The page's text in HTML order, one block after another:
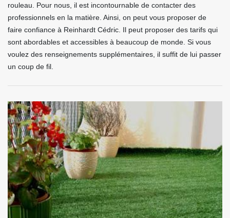
rouleau. Pour nous, il est incontournable de contacter des
professionnels en la matière. Ainsi, on peut vous proposer de
faire confiance à Reinhardt Cédric. Il peut proposer des tarifs qui
sont abordables et accessibles à beaucoup de monde. Si vous
voulez des renseignements supplémentaires, il suffit de lui passer
un coup de fil.